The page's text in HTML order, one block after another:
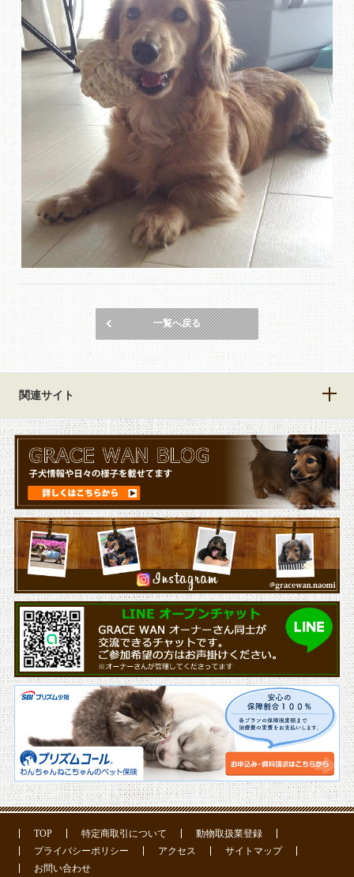
一覧へ戻る
関連サイト
TOP 特定商取引について
動物取扱業登録
プライバシーポリシー
アクセス
サイトマップ
お問い合わせ